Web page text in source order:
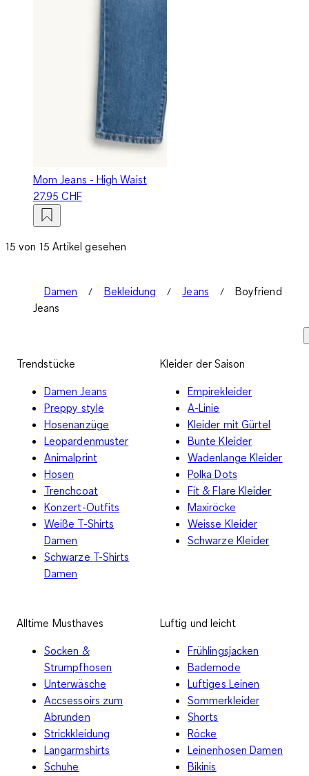
Mom Jeans - High Waist
27.95 CHF
15 von 15 Artikel gesehen
Damen Bekleidung Jeans
Boyfriend
Jeans
Trendstücke
Damen Jeans
Preppy style
Hosenanzüge
Leopardenmuster
Animalprint
Hosen
Trenchcoat
Konzert-Outfits
Weiße T-Shirts
Damen
Schwarze T-Shirts
Damen
Kleider der Saison
Empirekleider
A-Linie
Kleider mit Gürtel
Bunte Kleider
Wadenlange Kleider
Polka Dots
Fit & Flare Kleider
Maxiröcke
Weisse Kleider
Schwarze Kleider
Alltime Musthaves
Socken &
Strumpfhosen
Unterwäsche
Accsessoirs zum
Abrunden
Strickkleidung
Langarmshirts
Schuhe
Luftig und leicht
Frühlingsjacken
Bademode
Luftiges Leinen
Sommerkleider
Shorts
Röcke
Leinenhosen Damen
Bikinis